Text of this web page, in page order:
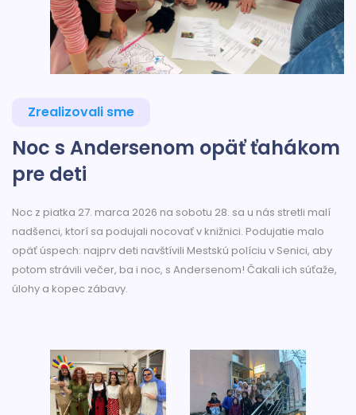
Zrealizovali sme
Noc s Andersenom opäť ťahákom
pre deti
Noc z piatka 27. marca 2026 na sobotu 28. sa u nás stretli malí
nadšenci, ktorí sa podujali nocovať v knižnici. Podujatie malo
opäť úspech: najprv deti navštívili Mestskú políciu v Senici, aby
potom strávili večer, ba i noc, s Andersenom! Čakali ich súťaže,
úlohy a kopec zábavy.